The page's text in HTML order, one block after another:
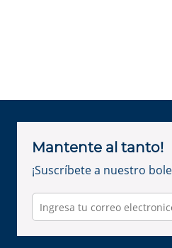
Mantente al tanto!
¡Suscríbete a nuestro